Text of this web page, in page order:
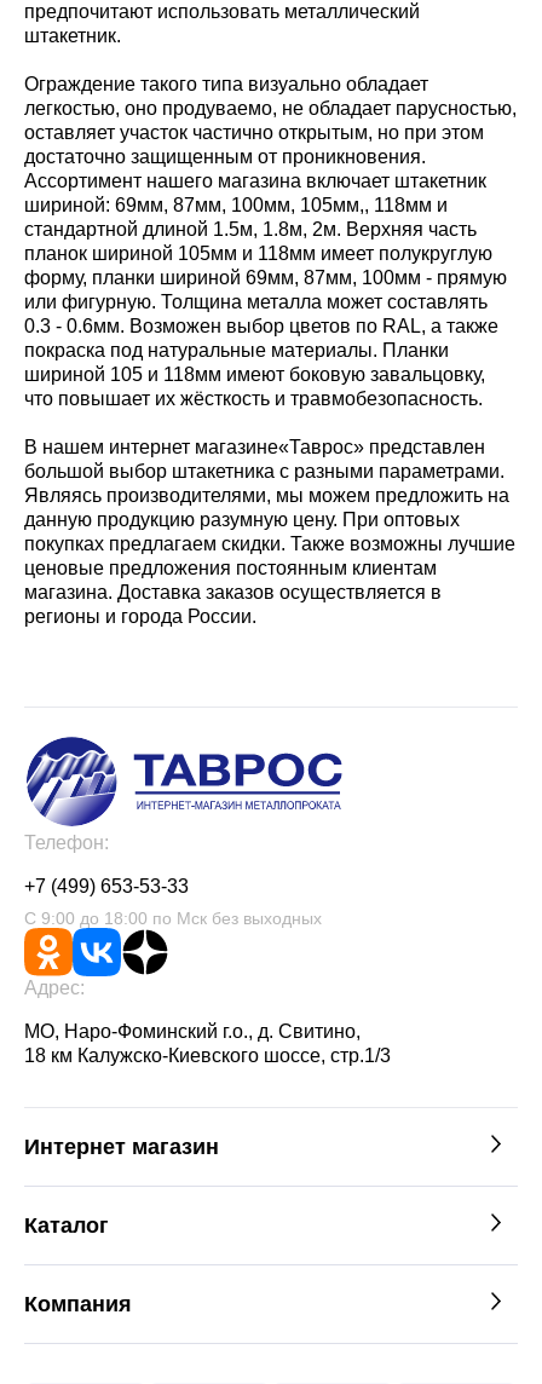
предпочитают использовать металлический
штакетник.
Ограждение такого типа визуально обладает
легкостью, оно продуваемо, не обладает парусностью,
оставляет участок частично открытым, но при этом
достаточно защищенным от проникновения.
Ассортимент нашего магазина включает штакетник
шириной: 69мм, 87мм, 100мм, 105мм,, 118мм и
стандартной длиной 1.5м, 1.8м, 2м. Верхняя часть
планок шириной 105мм и 118мм имеет полукруглую
форму, планки шириной 69мм, 87мм, 100мм - прямую
или фигурную. Толщина металла может составлять
0.3 - 0.6мм. Возможен выбор цветов по RAL, а также
покраска под натуральные материалы. Планки
шириной 105 и 118мм имеют боковую завальцовку,
что повышает их жёсткость и травмобезопасность.
В нашем интернет магазине«Таврос» представлен
большой выбор штакетника с разными параметрами.
Являясь производителями, мы можем предложить на
данную продукцию разумную цену. При оптовых
покупках предлагаем скидки. Также возможны лучшие
ценовые предложения постоянным клиентам
магазина. Доставка заказов осуществляется в
регионы и города России.
Телефон:
+7 (499) 653-53-33
С 9:00 до 18:00 по Мск без выходных
Адрес:
МО, Наро-Фоминский г.о., д. Свитино,
18 км Калужско-Киевского шоссе, стр.1/3
Интернет магазин
Каталог
Компания